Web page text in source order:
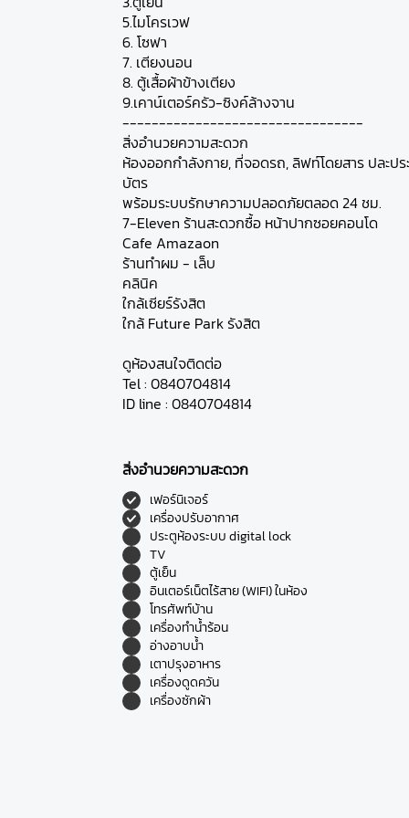
5.ไมโครเวฟ
6. โซฟา
7. เตียงนอน
8. ตู้เสื้อผ้าข้างเตียง
9.เคาน์เตอร์ครัว-ซิงค์ล้างจาน
---------------------------------
สิ่งอำนวยความสะดวก
ห้องออกกำลังกาย, ที่จอดรถ, ลิฟท์โดยสาร ปละปร
บัตร
พร้อมระบบรักษาความปลอดภัยตลอด 24 ชม.
7-Eleven ร้านสะดวกซื้อ หน้าปากซอยคอนโด
Cafe Amazaon
ร้านทำผม - เล็บ
คลินิค
ใกล้เซียร์รังสิต
ใกล้ Future Park รังสิต
ดูห้องสนใจติดต่อ
Tel : 0840704814
ID line : 0840704814
สิ่งอำนวยความสะดวก
เฟอร์นิเจอร์
เครื่องปรับอากาศ
ประตูห้องระบบ digital lock
TV
ตู้เย็น
อินเตอร์เน็ตไร้สาย (WIFI) ในห้อง
โทรศัพท์บ้าน
เครื่องทำน้ำร้อน
อ่างอาบน้ำ
เตาปรุงอาหาร
เครื่องดูดควัน
เครื่องซักผ้า